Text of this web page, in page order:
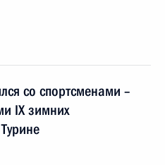
со спортсменами –
IX зимних